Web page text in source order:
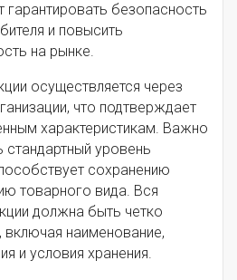
гарантировать безопасность
и повысить
на рынке.
осуществляется через
что подтверждает
характеристикам. Важно
уровень
сохранению
товарного вида. Вся
должна быть четко
включая наименование,
и условия хранения.